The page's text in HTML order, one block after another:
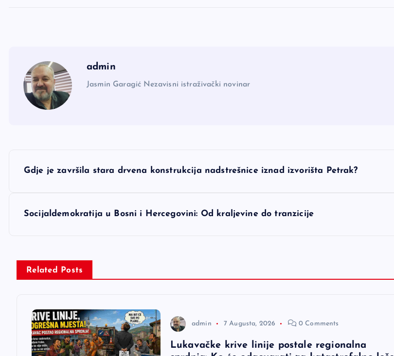
admin
Jasmin Garagić Nezavisni istraživački novinar
NGdje je završila stara drvena konstrukcija nadstrešnice iznad izvorišta Petrak?
Socijaldemokratija u Bosni i Hercegovini: Od kraljevine do tranzicije
Related Posts
admin 7 Augusta, 2026 0 Comments
Lukavačke krive linije postale regionalna